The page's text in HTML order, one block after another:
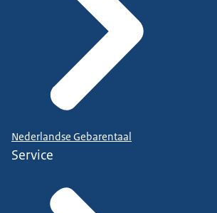
Nederlandse Gebarentaal
Service